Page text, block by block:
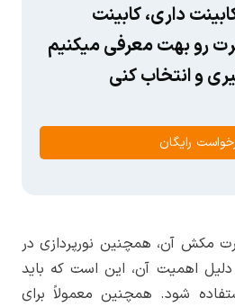
داری، کابینت
رو بهت معرفی میکنیم
و انتخاب کنی
رایگان
مکش آن، همچنین نورپردازی در
اهمیت آن، این است که باید
شود. همچنین معمولاً برای